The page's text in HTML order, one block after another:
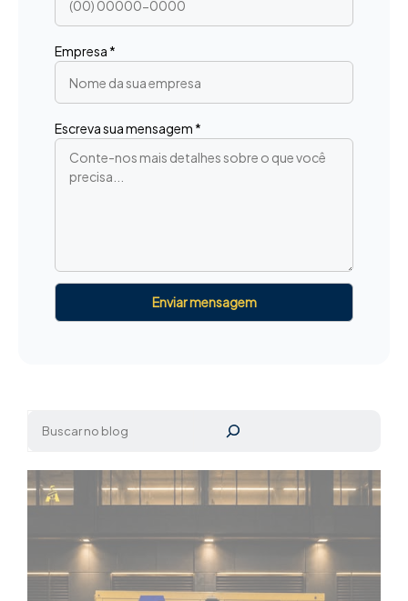
Empresa *
Escreva sua mensagem *